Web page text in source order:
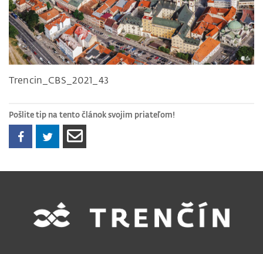
Trencin_CBS_2021_43
Pošlite tip na tento článok svojim priateľom!